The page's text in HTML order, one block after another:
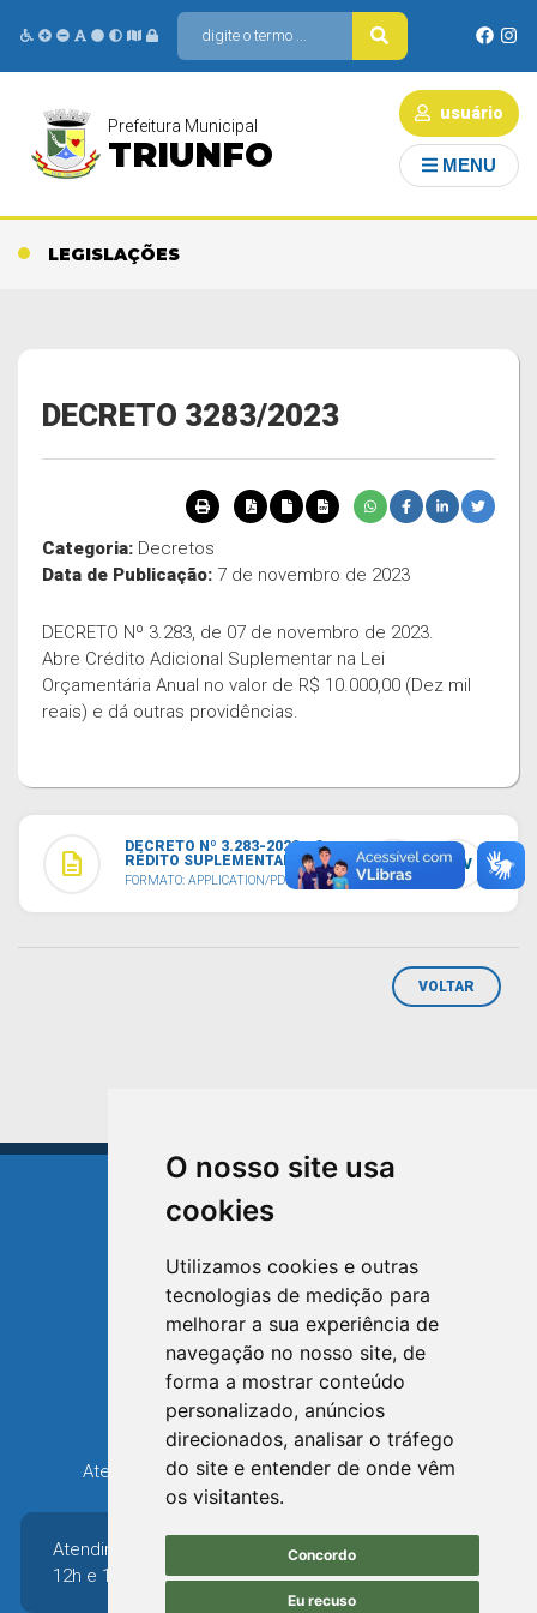
O nosso site usa
cookies
Utilizamos cookies e outras
tecnologias de medição para
melhorar a sua experiência de
navegação no nosso site, de
forma a mostrar conteúdo
personalizado, anúncios
direcionados, analisar o tráfego
do site e entender de onde vêm
os visitantes.
Concordo
Eu recuso
usuário
Prefeitura Municipal
TRIUNFO MENU
LEGISLAÇÕES
DECRETO 3283/2023
Categoria: Decretos
Data de Publicação: 7 de novembro de 2023
DECRETO Nº 3.283, de 07 de novembro de 2023.
Abre Crédito Adicional Suplementar na Lei
Orçamentária Anual no valor de R$ 10.000,00 (Dez mil
reais) e dá outras providências.
description
DECRETO Nº 3.283-2023 - C
RÉDITO SUPLEMENTAR.PDF
FORMATO: APPLICATION/PDF
TXT CSV
VOLTAR
TRIUNFO
RIO GRANDE DO SUL
Avenida XV de Novembro, 15
Bairro Centro - Triunfo/RS
Telefone: (51) 3654-6308
Atendimento: 8h30 até 12h e 13h30 até 16h36
Atendimento: 8h30 até
12h e 13h30 até 16h36